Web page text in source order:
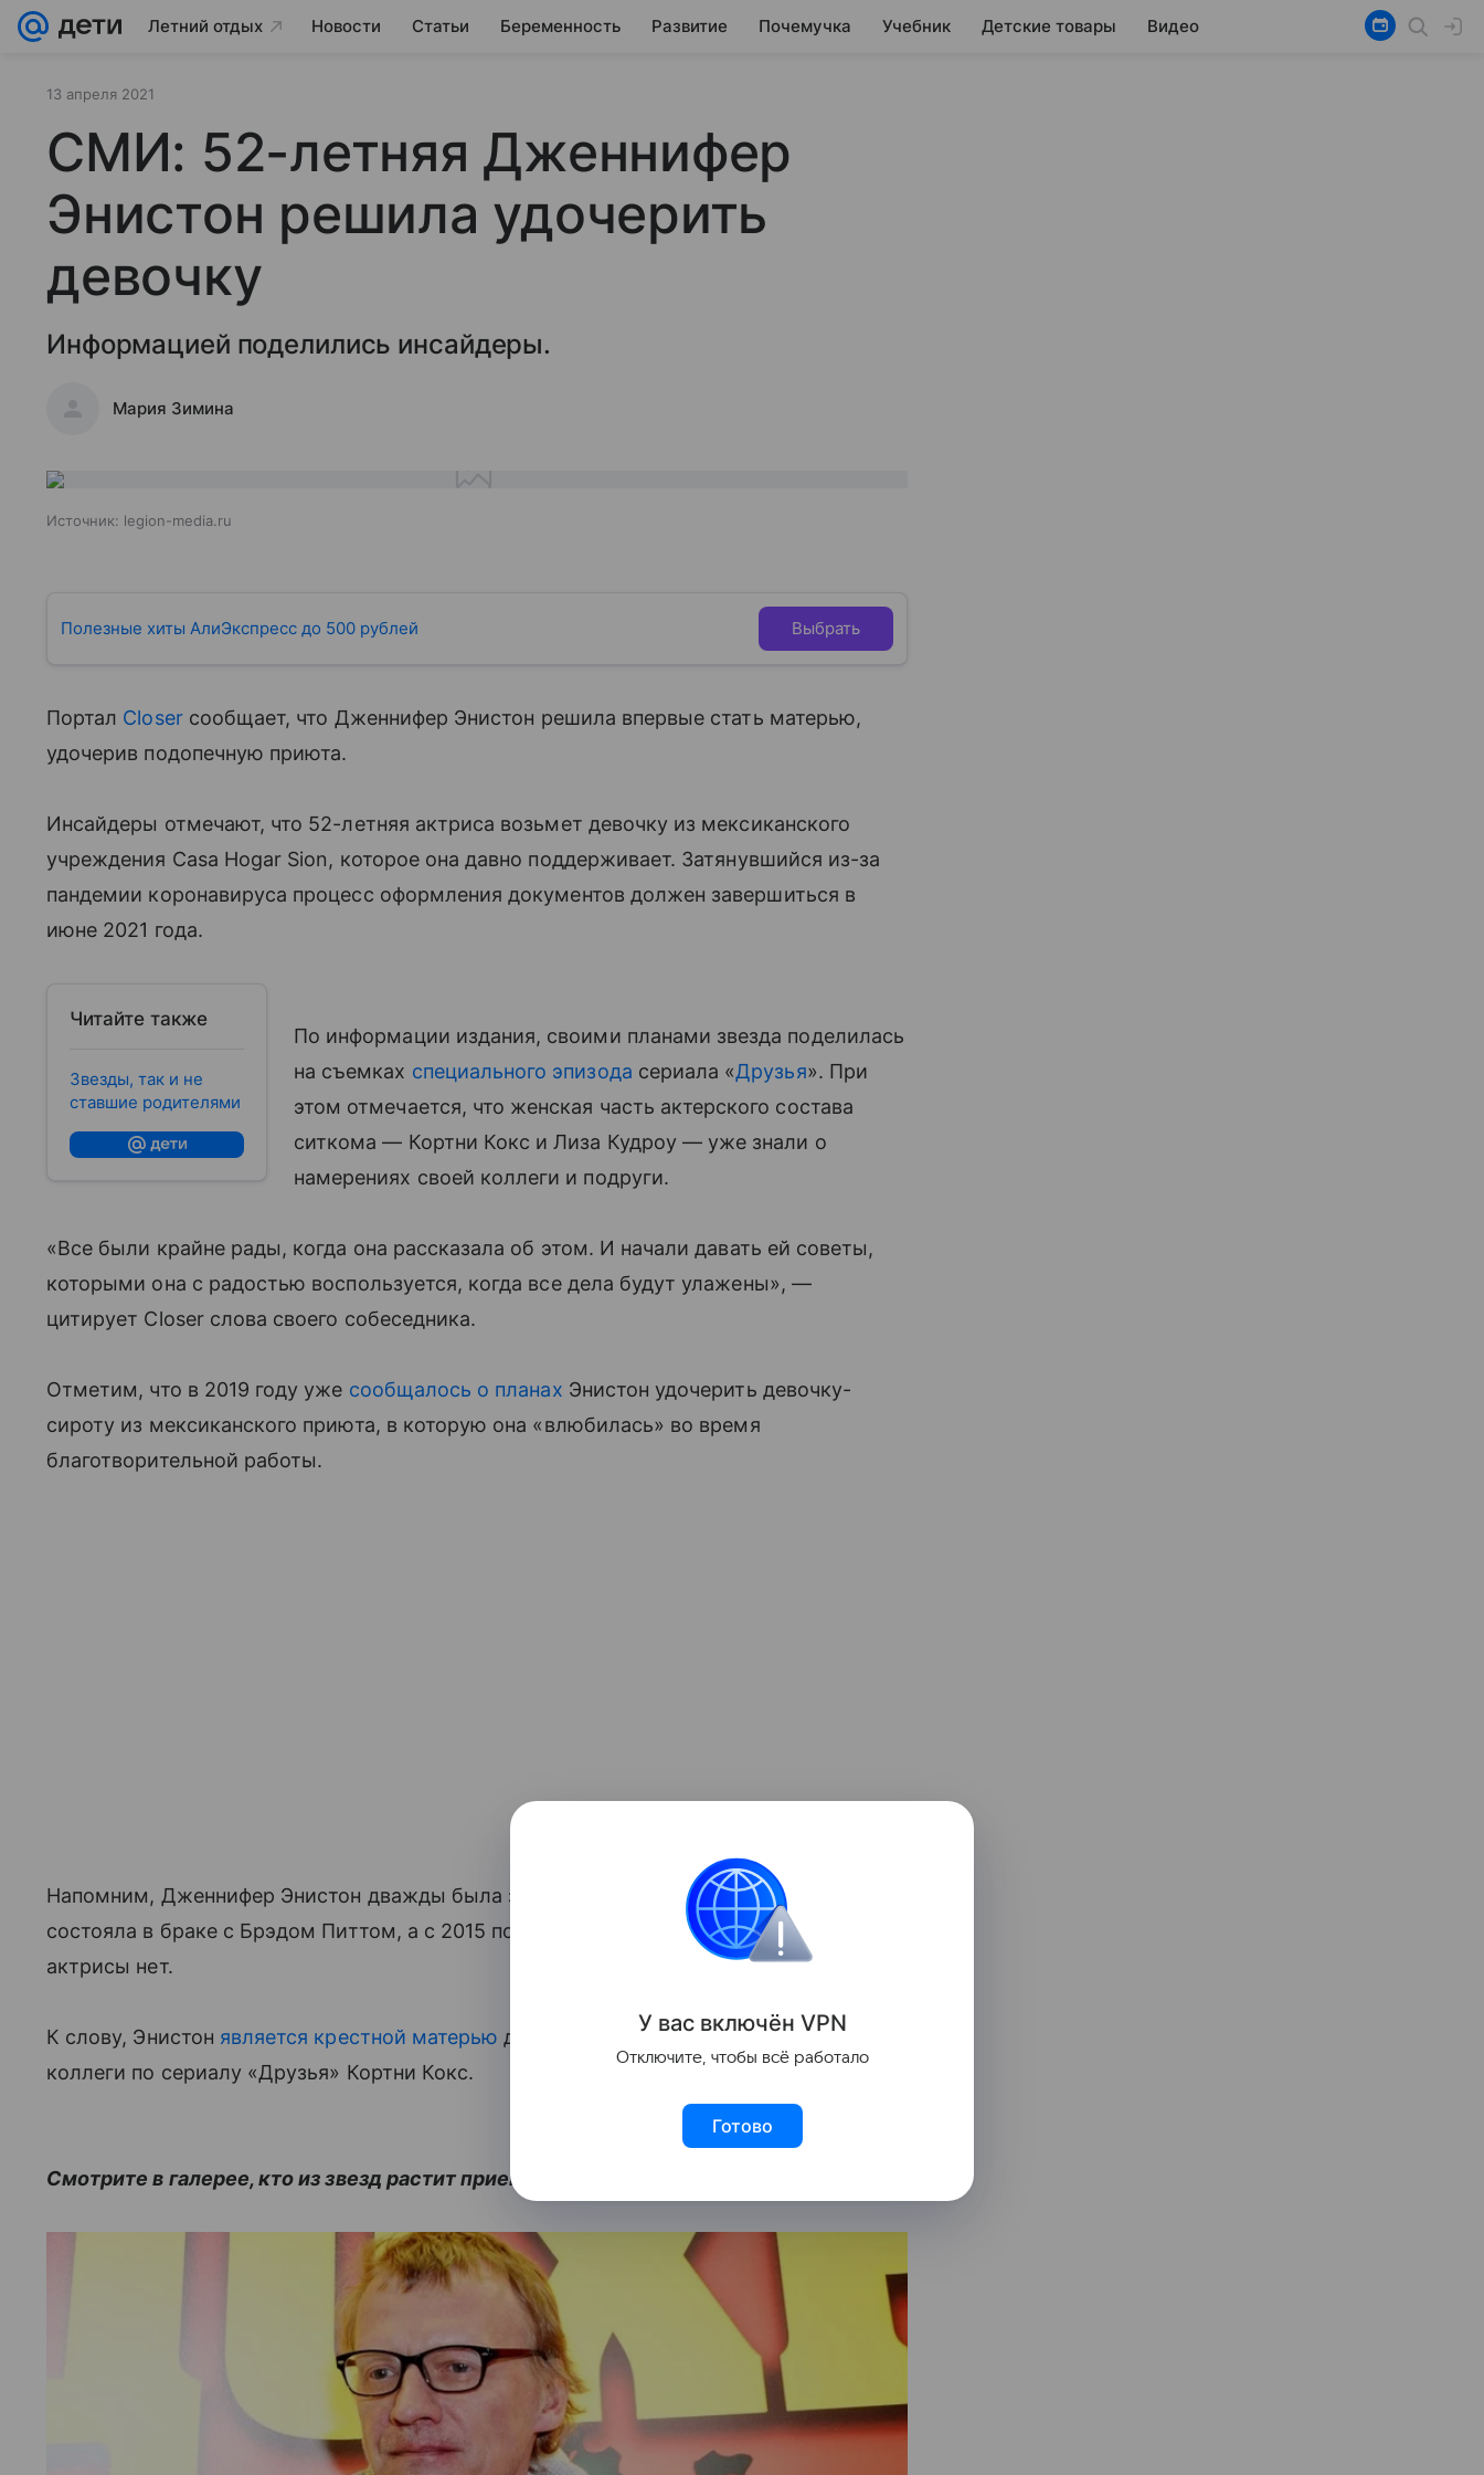
Летний отдых Новости Статьи Беременность Развитие Почемучка Учебник Детские товары Видео
13 апреля 2021
СМИ: 52-летняя Дженнифер
Энистон решила удочерить
девочку
Информацией поделились инсайдеры.
Мария Зимина
Источник: legion-media.ru
Полезные хиты АлиЭкспресс до 500 рублей Выбрать
Портал Closerсообщает, что Дженнифер Энистон решила впервые стать матерью,
удочерив подопечную приюта.
Инсайдеры отмечают, что 52-летняя актриса возьмет девочку из мексиканского
учреждения Casa Hogar Sion, которое она давно поддерживает. Затянувшийся из-за
пандемии коронавируса процесс оформления документов должен завершиться в
июне 2021 года.
Читайте также
Звезды, так и не
ставшие родителями
По информации издания, своими планами звезда поделилась
на съемках специального эпизода сериала «Друзья». При
этом отмечается, что женская часть актерского состава
ситкома — Кортни Кокс и Лиза Кудроу — уже знали о
намерениях своей коллеги и подруги.
«Все были крайне рады, когда она рассказала об этом. И начали давать ей советы,
которыми она с радостью воспользуется, когда все дела будут улажены», —
цитирует Closer слова своего собеседника.
Отметим, что в 2019 году уже сообщалось о планах Энистон удочерить девочку-
сироту из мексиканского приюта, в которую она «влюбилась» во время
благотворительной работы.
Напомним, Дженнифер Энистон дважды была замужем. С 2000 по 2005 год она
состояла в браке с Брэдом Питтом, а с 2015 по 2018 год — с Джастином Теру. Детей у
актрисы нет.
К слову, Энистон является крестной матерью дочери своей близкой подруги и
коллеги по сериалу «Друзья» Кортни Кокс.
Смотрите в галерее, кто из звезд растит приемных детей:
У вас включён VPN
Отключите, чтобы всё работало
Готово